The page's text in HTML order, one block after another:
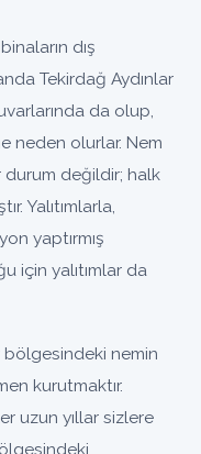
dış
Tekirdağ Aydınlar
da olup,
neden olurlar. Nem
durum değildir; halk
Yalıtımlarla,
yaptırmış
için yalıtımlar da
bölgesindeki nemin
kurutmaktır.
uzun yıllar sizlere